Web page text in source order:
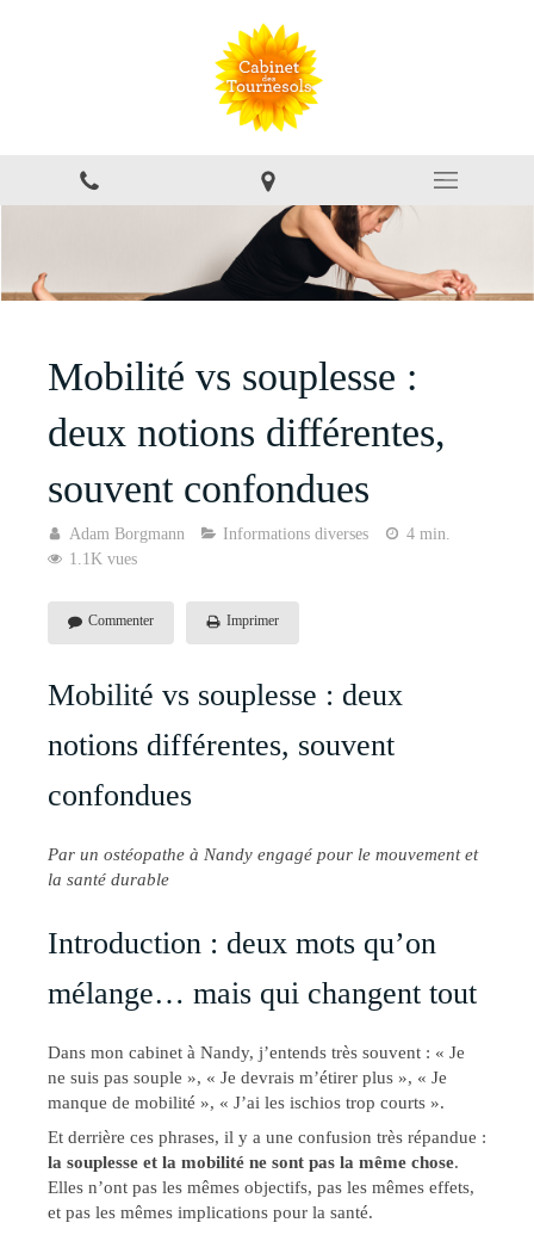
Mobilité vs souplesse :
deux notions différentes,
souvent confondues
Adam Borgmann Informations diverses
4 min.
1.1K vues
Commenter Imprimer
Mobilité vs souplesse : deux
notions différentes, souvent
confondues
Par un ostéopathe à Nandy engagé pour le mouvement et
la santé durable
Introduction : deux mots qu’on
mélange… mais qui changent tout
Dans mon cabinet à Nandy, j’entends très souvent : « Je
ne suis pas souple », « Je devrais m’étirer plus », « Je
manque de mobilité », « J’ai les ischios trop courts ».
Et derrière ces phrases, il y a une confusion très répandue :
la souplesse et la mobilité ne sont pas la même chose.
Elles n’ont pas les mêmes objectifs, pas les mêmes effets,
et pas les mêmes implications pour la santé.